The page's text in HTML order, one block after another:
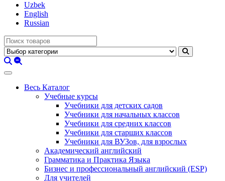
Uzbek
English
Russian
Весь Каталог
Учебные курсы
Учебники для детских садов
Учебники для начальных классов
Учебники для средних классов
Учебники для старших классов
Учебники для ВУЗов, для взрослых
Академический английский
Грамматика и Практика Языка
Бизнес и профессиональный английский (ESP)
Для учителей